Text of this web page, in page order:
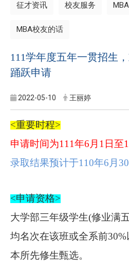
征才资讯 校友服务
MBA校友的话
111学年度五年一贯招生
踊跃申请
2022-05-10 王丽婷
<重要时程>
申请时间为111年6 月 1 日至
录取结果预计于110年6 月 30
<申请资格>
大学部三年级学生(修业满
均名次在该班或全系前
本所先修生甄选。